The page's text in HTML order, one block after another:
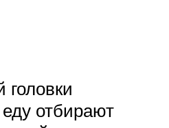
головки
отбирают